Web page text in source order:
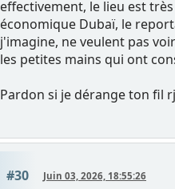
effectivement, le lieu est
économique Dubaï, le
j'imagine, ne veulent pas
les petites mains qui ont
Pardon si je dérange ton fil
#30 Juin 03, 2026, 18:55:26